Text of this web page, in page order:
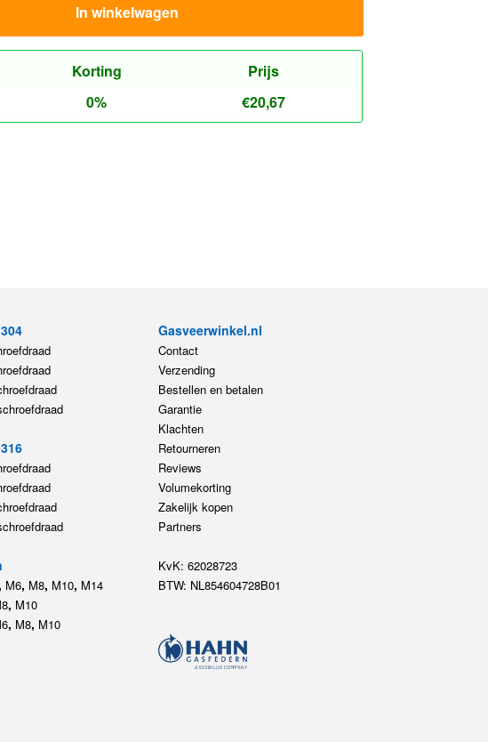
In winkelwagen
Korting
Prijs
0% €20,67
M6, M8, M10, M14
, M10
, M8, M10
Gasveerwinkel.nl
Contact
Verzending
Bestellen en betalen
Garantie
Klachten
Retourneren
Reviews
Volumekorting
Zakelijk kopen
Partners
KvK: 62028723
BTW: NL854604728B01